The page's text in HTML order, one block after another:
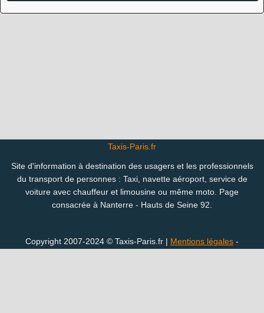
Taxis-Paris.fr
Site d'information à destination des usagers et les professionnels
du transport de personnes : Taxi, navette aéroport, service de
voiture avec chauffeur et limousine ou même moto. Page
consacrée à Nanterre - Hauts de Seine 92.
Copyright 2007-2024 © Taxis-Paris.fr | Mentions légales -